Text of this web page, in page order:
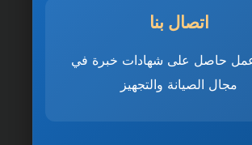
في العين
0501270935 ضمان مدى
اتصال بنا
حاصل على شهادات خبرة في
مجال الصيانة والتجهيز